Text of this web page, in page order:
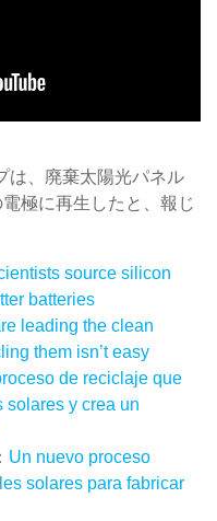
は、廃棄太陽光パネル
極に再生したと、報じ
source silicon
batteries
leading the clean
them isn’t easy
de reciclaje que
solares y crea un
Un nuevo proceso
solares para fabricar